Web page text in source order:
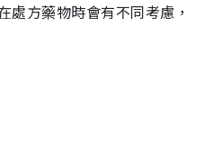
處方藥物時會有不同考慮，